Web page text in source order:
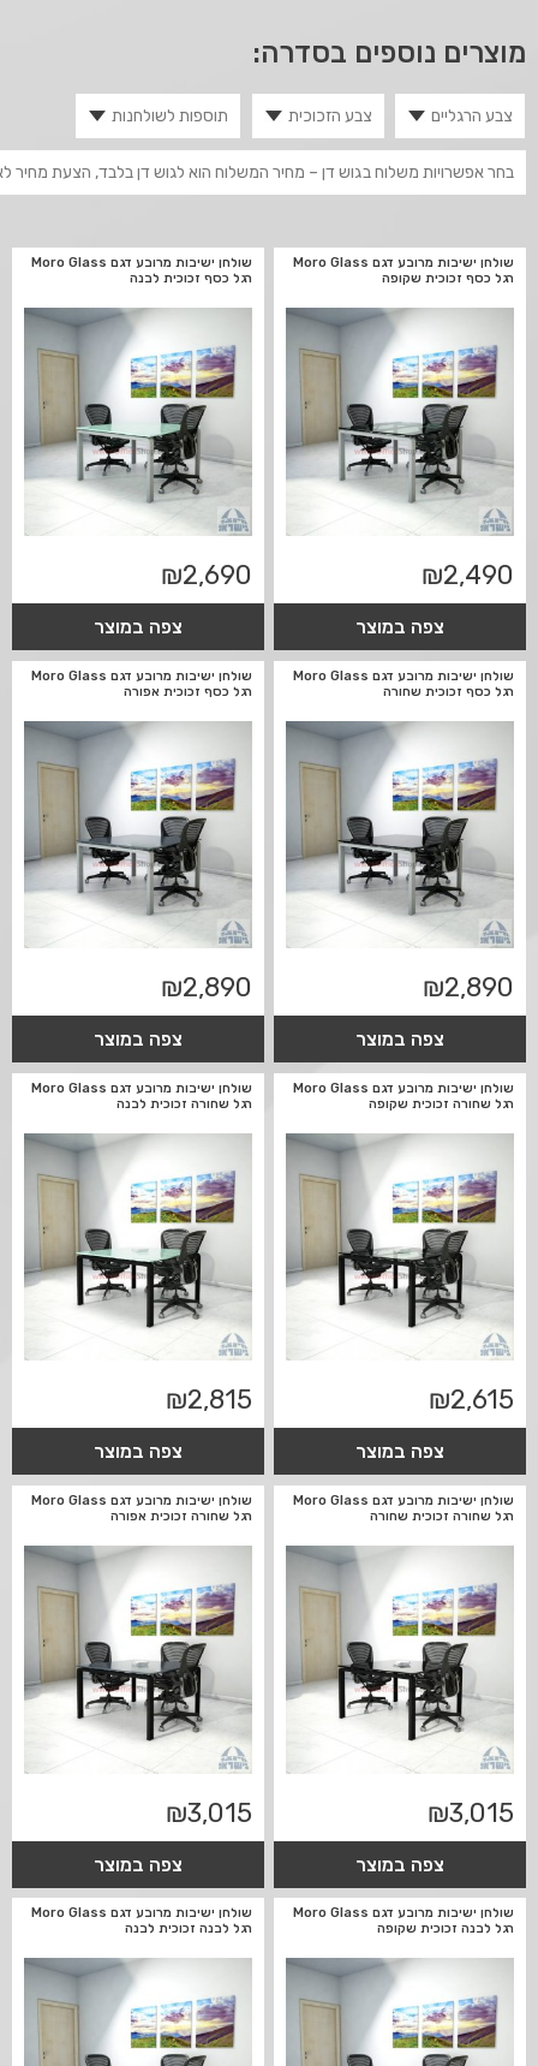
מוצרים נוספים בסדרה:
שולחן ישיבות מרובע דגם Moro Glass
רגל כסף זכוכית שקופה
₪2,490
צפה במוצר
שולחן ישיבות מרובע דגם Moro Glass
רגל כסף זכוכית לבנה
₪2,690
צפה במוצר
שולחן ישיבות מרובע דגם Moro Glass
רגל כסף זכוכית שחורה
₪2,890
צפה במוצר
שולחן ישיבות מרובע דגם Moro Glass
רגל כסף זכוכית אפורה
₪2,890
צפה במוצר
שולחן ישיבות מרובע דגם Moro Glass
רגל שחורה זכוכית שקופה
₪2,615
צפה במוצר
שולחן ישיבות מרובע דגם Moro Glass
רגל שחורה זכוכית לבנה
₪2,815
צפה במוצר
שולחן ישיבות מרובע דגם Moro Glass
רגל שחורה זכוכית שחורה
₪3,015
צפה במוצר
שולחן ישיבות מרובע דגם Moro Glass
רגל שחורה זכוכית אפורה
₪3,015
צפה במוצר
שולחן ישיבות מרובע דגם Moro Glass
רגל לבנה זכוכית שקופה
שולחן ישיבות מרובע דגם Moro Glass
רגל לבנה זכוכית לבנה